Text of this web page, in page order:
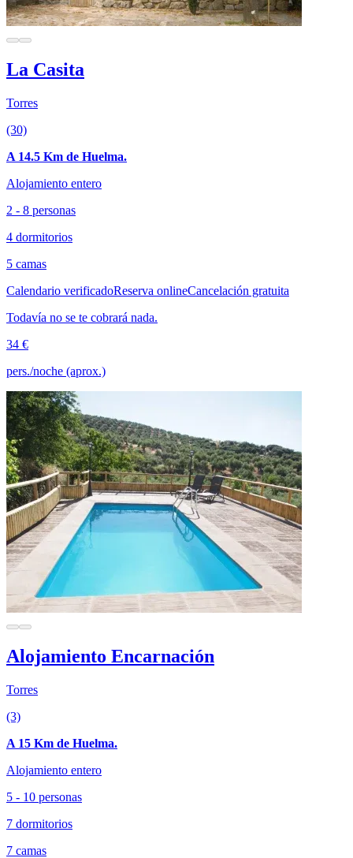
La Casita
Torres
(30)
A 14.5 Km de Huelma.
Alojamiento entero
2 - 8 personas
4 dormitorios
5 camas
Calendario verificadoReserva onlineCancelación gratuita
Todavía no se te cobrará nada.
34 €
pers./noche (aprox.)
Alojamiento Encarnación
Torres
(3)
A 15 Km de Huelma.
Alojamiento entero
5 - 10 personas
7 dormitorios
7 camas